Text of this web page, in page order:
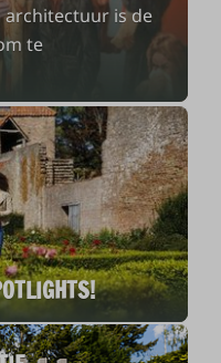
architectuur is de
te